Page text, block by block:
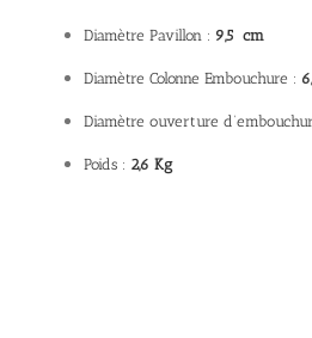
Diamètre Pavillon : 9,5 cm
Diamètre Colonne Embouchure :
Diamètre ouverture
Poids : 2,6 Kg